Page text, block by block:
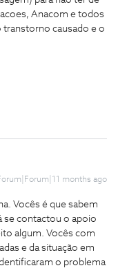
Anacom e todos
transtorno causado e o
months ago
Vocês é que sabem
se contactou o apoio
algum. Vocês com
e da situação em
o problema